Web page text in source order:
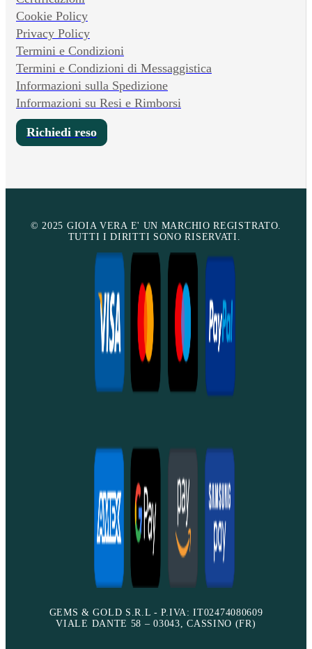
Cookie Policy
Privacy Policy
Termini e Condizioni
Termini e Condizioni di Messaggistica
Informazioni sulla Spedizione
Informazioni su Resi e Rimborsi
Richiedi reso
© 2025 GIOIA VERA E' UN MARCHIO REGISTRATO.
TUTTI I DIRITTI SONO RISERVATI.
GEMS & GOLD S.R.L - P.IVA: IT02474080609
VIALE DANTE 58 – 03043, CASSINO (FR)